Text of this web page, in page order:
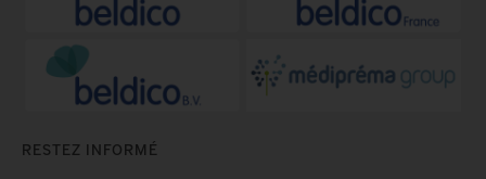
RESTEZ INFORMÉ